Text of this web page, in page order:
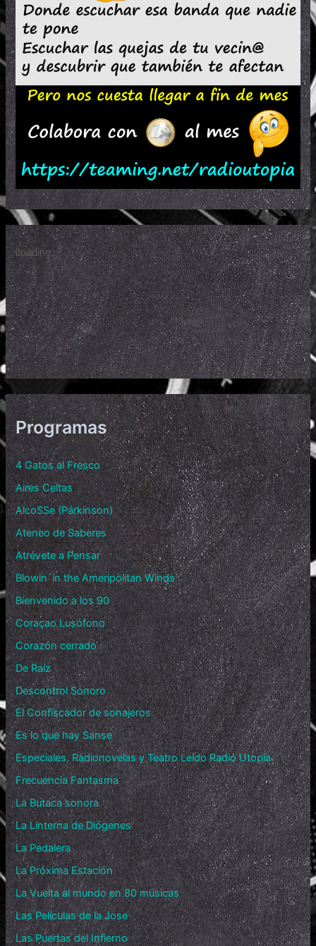
Programas
4 Gatos al Fresco
Aires Celtas
AlcoSSe (Párkinson)
Ateneo de Saberes
Atrévete a Pensar
Blowin´in the Ameripolitan Winds
Bienvenido a los 90
Coraçao Lusófono
Corazón cerrado
De Raíz
Descontrol Sonoro
El Confiscador de sonajeros
Es lo que hay Sanse
Especiales, Radionovelas y Teatro Leído Radio Utopía
Frecuencia Fantasma
La Butaca sonora
La Linterna de Diógenes
La Pedalera
La Próxima Estación
La Vuelta al mundo en 80 músicas
Las Películas de la Jose
Las Puertas del Infierno